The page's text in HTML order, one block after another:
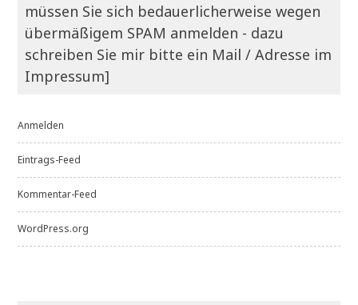
müssen Sie sich bedauerlicherweise wegen
übermäßigem SPAM anmelden - dazu
schreiben Sie mir bitte ein Mail / Adresse im
Impressum]
Anmelden
Eintrags-Feed
Kommentar-Feed
WordPress.org